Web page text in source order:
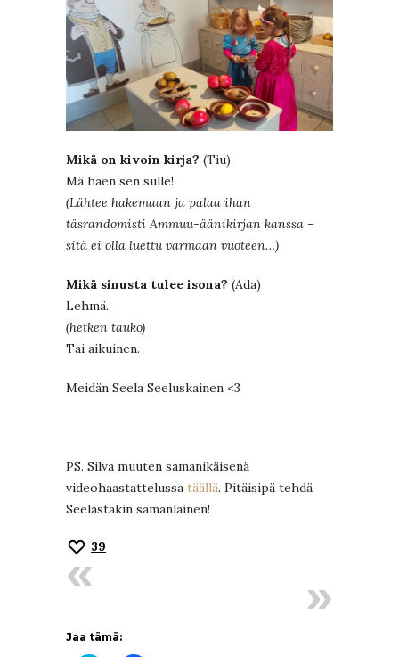
Mikä on kivoin kirja? (Tiu)
Mä haen sen sulle!
(Lähtee hakemaan ja palaa ihan
täsrandomisti Ammuu-äänikirjan kanssa –
sitä ei olla luettu varmaan vuoteen…)
Mikä sinusta tulee isona? (Ada)
Lehmä.
(hetken tauko)
Tai aikuinen.
Meidän Seela Seeluskainen <3
PS. Silva muuten samanikäisenä
videohaastattelussa täällä. Pitäisipä tehdä
Seelastakin samanlainen!
39
Jaa tämä: